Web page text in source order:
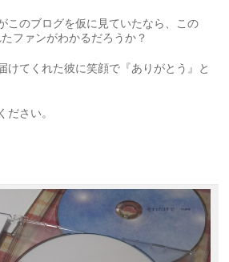
このブログを仮に見ていたなら、この
ファンがわかるだろうか？
けてくれた彼に笑顔で『ありがとう』と
ださい。